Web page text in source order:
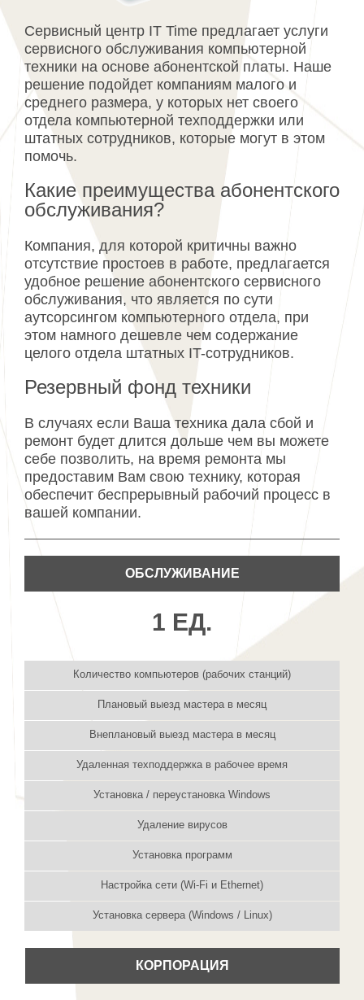
Сервисный центр IT Time предлагает услуги
сервисного обслуживания компьютерной
техники на основе абонентской платы. Наше
решение подойдет компаниям малого и
среднего размера, у которых нет своего
отдела компьютерной техподдержки или
штатных сотрудников, которые могут в этом
помочь.
Какие преимущества абонентского
обслуживания?
Компания, для которой критичны важно
отсутствие простоев в работе, предлагается
удобное решение абонентского сервисного
обслуживания, что является по сути
аутсорсингом компьютерного отдела, при
этом намного дешевле чем содержание
целого отдела штатных IT-сотрудников.
Резервный фонд техники
В случаях если Ваша техника дала сбой и
ремонт будет длится дольше чем вы можете
себе позволить, на время ремонта мы
предоставим Вам свою технику, которая
обеспечит беспрерывный рабочий процесс в
вашей компании.
ОБСЛУЖИВАНИЕ
1 ЕД.
Количество компьютеров (рабочих станций)
Плановый выезд мастера в месяц
Внеплановый выезд мастера в месяц
Удаленная техподдержка в рабочее время
Установка / переустановка Windows
Удаление вирусов
Установка программ
Настройка сети (Wi-Fi и Ethernet)
Установка сервера (Windows / Linux)
КОРПОРАЦИЯ